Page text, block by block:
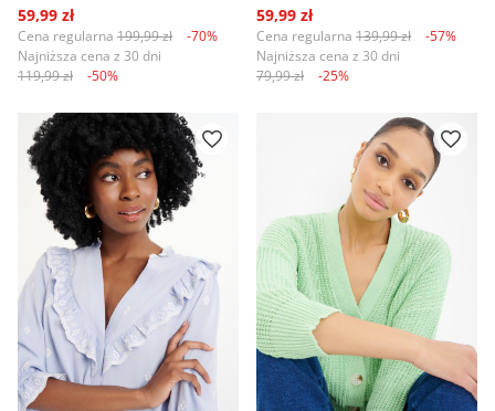
59,99 zł
Cena regularna 199,99 zł
-70%
Najniższa cena z 30 dni
119,99 zł
-50%
59,99 zł
Cena regularna 139,99 zł
-57%
Najniższa cena z 30 dni
79,99 zł
-25%